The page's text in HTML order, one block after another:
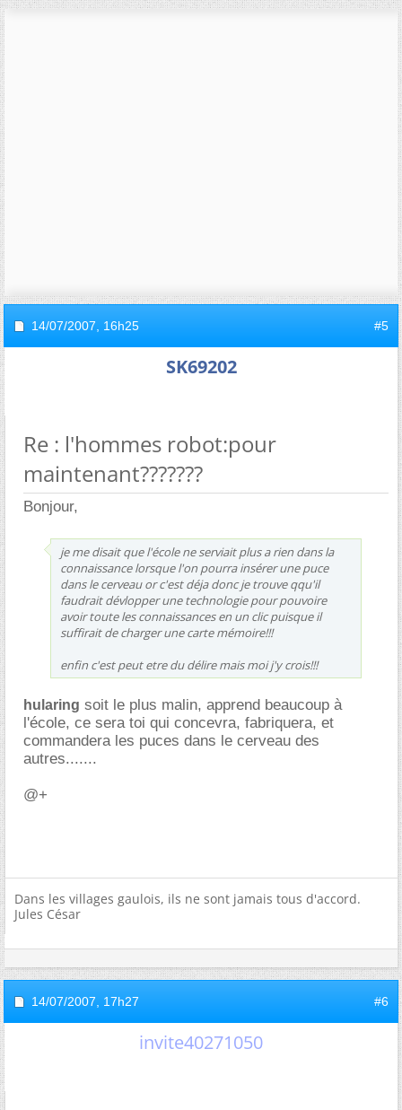
14/07/2007, 16h25 #5
SK69202
Re : l'hommes robot:pour
maintenant???????
Bonjour,
je me disait que l'école ne serviait plus a rien dans la
connaissance lorsque l'on pourra insérer une puce
dans le cerveau or c'est déja donc je trouve qqu'il
faudrait dévlopper une technologie pour pouvoire
avoir toute les connaissances en un clic puisque il
suffirait de charger une carte mémoire!!!
enfin c'est peut etre du délire mais moi j'y crois!!!
hularing soit le plus malin, apprend beaucoup à
l'école, ce sera toi qui concevra, fabriquera, et
commandera les puces dans le cerveau des
autres.......
@+
Dans les villages gaulois, ils ne sont jamais tous d'accord.
Jules César
14/07/2007, 17h27 #6
invite40271050